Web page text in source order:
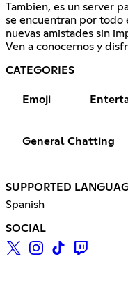
Tambien, es un server
se encuentran por todo
nuevas amistades sin
Ven a conocernos y
CATEGORIES
Emoji
General Chatting
SUPPORTED
Spanish
SOCIAL